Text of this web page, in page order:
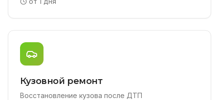
Кузовной ремонт
Восстановление кузова после ДТП